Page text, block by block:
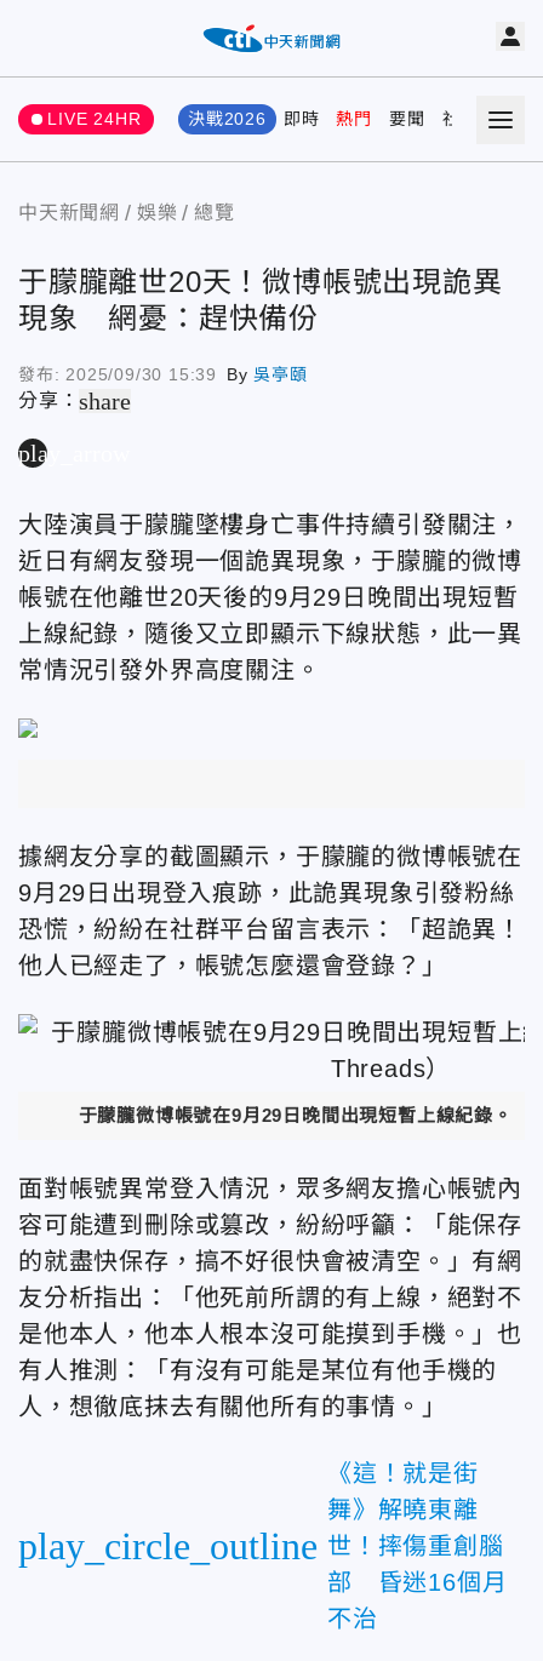
LIVE 24HR 決戰2026 即時 熱門 要聞 社會 娛樂
中天新聞網 娛樂 總覽
于朦朧離世20天！微博帳號出現詭異
現象 網憂：趕快備份
發布: 2025/09/30 15:39 By吳亭頤
分享：share
play_arrow
大陸演員于朦朧墜樓身亡事件持續引發關注，
近日有網友發現一個詭異現象，于朦朧的微博
帳號在他離世20天後的9月29日晚間出現短暫
上線紀錄，隨後又立即顯示下線狀態，此一異
常情況引發外界高度關注。
據網友分享的截圖顯示，于朦朧的微博帳號在
9月29日出現登入痕跡，此詭異現象引發粉絲
恐慌，紛紛在社群平台留言表示：「超詭異！
他人已經走了，帳號怎麼還會登錄？」
于朦朧微博帳號在9月29日晚間出現短暫上線紀錄。
面對帳號異常登入情況，眾多網友擔心帳號內
容可能遭到刪除或篡改，紛紛呼籲：「能保存
的就盡快保存，搞不好很快會被清空。」有網
友分析指出：「他死前所謂的有上線，絕對不
是他本人，他本人根本沒可能摸到手機。」也
有人推測：「有沒有可能是某位有他手機的
人，想徹底抹去有關他所有的事情。」
play_circle_outline
《這！就是街
舞》解曉東離
世！摔傷重創腦
部 昏迷16個月
不治